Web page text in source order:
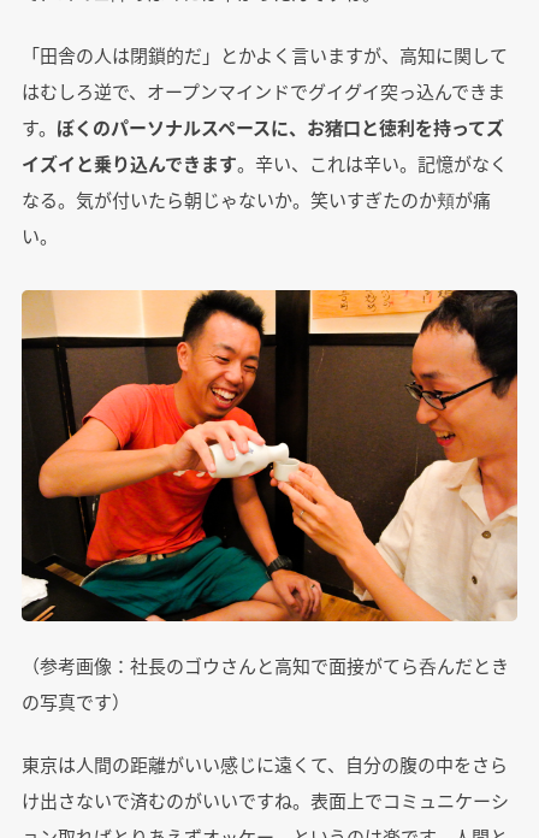
「田舎の人は閉鎖的だ」とかよく言いますが、高知に関して
はむしろ逆で、オープンマインドでグイグイ突っ込んできま
す。 ぼくのパーソナルスペースに、お猪口と徳利を持ってズ
イズイと乗り込んできます。辛い、これは辛い。記憶がなく
なる。気が付いたら朝じゃないか。笑いすぎたのか頬が痛
い。
（参考画像：社長のゴウさんと高知で面接がてら呑んだとき
の写真です）
東京は人間の距離がいい感じに遠くて、自分の腹の中をさら
け出さないで済むのがいいですね。表面上でコミュニケーシ